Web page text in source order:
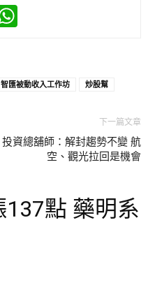
智匯被動收入工作坊 炒股幫
下一篇文章
投資總舖師：解封趨勢不變 航
空、觀光拉回是機會
點 藥明系